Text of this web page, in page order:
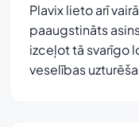
Plavix lieto arī
paaugstināts
izceļot tā svarīgo
veselības